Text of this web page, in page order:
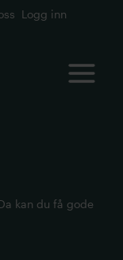
Logg inn
kan du få gode